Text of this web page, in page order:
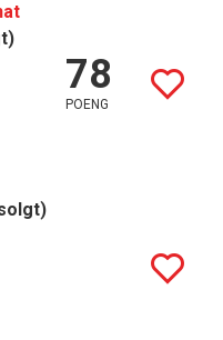
78
POENG